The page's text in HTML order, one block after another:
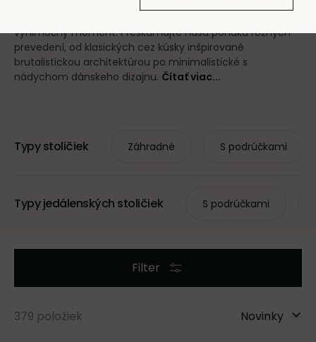
výnimočný moment. Preskúmajte našu ponuku rôznych
prevedení, od klasických cez kúsky inšpirované
brutalistickou architektúrou po minimalistické s
nádychom dánskeho dizajnu. Čítať viac...
Typy stoličiek Záhradné S podrúčkami
Typy jedálenských stoličiek S podrúčkami
Filter
379 položiek Novinky